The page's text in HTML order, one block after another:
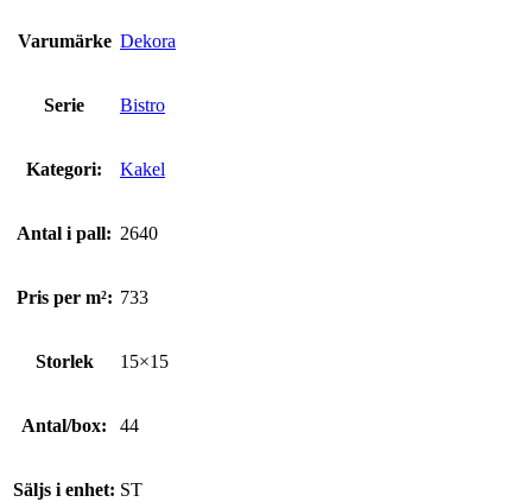
Varumärke Dekora
Serie Bistro
Kategori: Kakel
Antal i pall: 2640
Pris per m²: 733
Storlek 15×15
Antal/box: 44
Säljs i enhet: ST